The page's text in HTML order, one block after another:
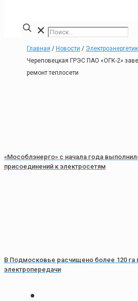
✕
Главная / Новости /
Череповецкая ГРЭС ПАО «ОГК-2»
ремонт теплосети
«Мособлэнерго» с начала года
присоединений к электросетям
В Подмосковье расчищено более 120 га
электропередачи